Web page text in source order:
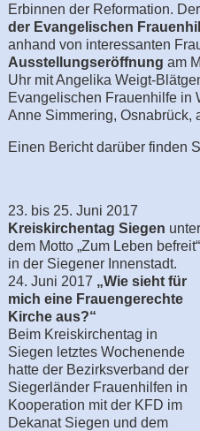
Erbinnen der Reformation. Der
der Evangelischen
anhand von interessanten
Ausstellungseröffnung am
Uhr mit Angelika Weigt-
Evangelischen Frauenhilfe in
Anne Simmering, Osnabrück,
Einen Bericht darüber finden
23. bis 25. Juni 2017
Kreiskirchentag Siegen unter
dem Motto „Zum Leben befreit“
in der Siegener Innenstadt.
24. Juni 2017 „Wie sieht für
mich eine Frauengerechte
Kirche aus?“
Beim Kreiskirchentag in
Siegen letztes Wochenende
hatte der Bezirksverband der
Siegerländer Frauenhilfen in
Kooperation mit der KFD im
Dekanat Siegen und dem